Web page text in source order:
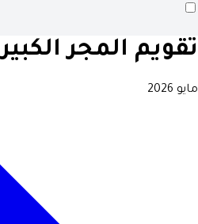
تقويم المجر الكبير
مايو 2026